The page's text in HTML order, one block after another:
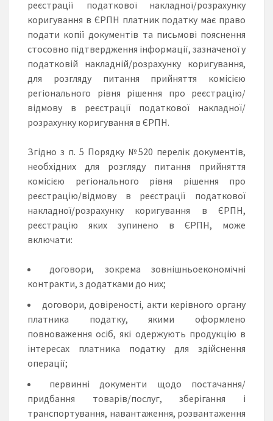
реєстрації податкової накладної/розрахунку
коригування в ЄРПН платник податку має право
подати копії документів та письмові пояснення
стосовно підтвердження інформації, зазначеної у
податковій накладній/розрахунку коригування,
для розгляду питання прийняття комісією
регіонального рівня рішення про реєстрацію/
відмову в реєстрації податкової накладної/
розрахунку коригування в ЄРПН.
Згідно з п. 5 Порядку №520 перелік документів,
необхідних для розгляду питання прийняття
комісією регіонального рівня рішення про
реєстрацію/відмову в реєстрації податкової
накладної/розрахунку коригування в ЄРПН,
реєстрацію яких зупинено в ЄРПН, може
включати:
договори, зокрема зовнішньоекономічні
контракти, з додатками до них;
договори, довіреності, акти керівного органу
платника податку, якими оформлено
повноваження осіб, які одержують продукцію в
інтересах платника податку для здійснення
операції;
первинні документи щодо постачання/
придбання товарів/послуг, зберігання і
транспортування, навантаження, розвантаження